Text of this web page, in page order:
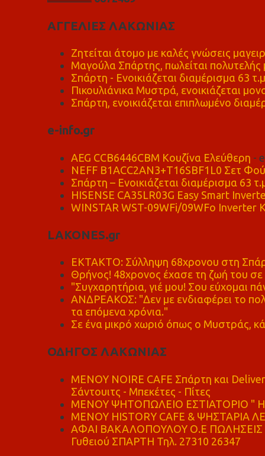
ΑΓΓΕΛΙΕΣ ΛΑΚΩΝΙΑΣ
Ζητείται άτομο με καλές γνώσεις
Μαγούλα Σπάρτης, πωλείται πολυτελής
Σπάρτη - Ενοικιάζεται διαμέρισμα 63 τ.μ
Πικουλιάνικα Μυστρά, ενοικιάζεται
Σπάρτη, ενοικιάζεται επιπλωμένο
e-info.gr
AEG CCB6446CBM Κουζίνα Ελεύθερη -
NEFF B1ACC2AN3+T16SBF1L0 Σετ
Σπάρτη – Ενοικιάζεται διαμέρισμα 63
HISENSE CA35LR03G Easy Smart
WINSTAR WST-09WFi/09WFo Inverter
LAKONES.gr
ΕΚΤΑΚΤΟ: Σύλληψη 68χρονου στη
Θρήνος! 48χρονος έχασε τη ζωή του
"Συγχαρητήρια, γιέ μου! Σου εύχομαι
ΑΝΔΡΕΑΚΟΣ: "Δεν με ενδιαφέρει το
τα επόμενα χρόνια."
Σε ένα μικρό χωριό όπως ο Μυστράς,
ΟΔΗΓΟΣ ΛΑΚΩΝΙΑΣ
MENOY NOIRE CAFE Σπάρτη και
Σάντουιτς - Μπεκέτες - Πίτες
ΜΕΝΟΥ ΨΗΤΟΠΩΛΕΙΟ ΕΣΤΙΑΤΟΡΙΟ "
ΜΕΝΟΥ HISTORY CAFE & ΨΗΣΤΑΡΙΑ
ΑΦΑΙ ΒΑΚΑΛΟΠΟΥΛΟΥ Ο.Ε ΠΩΛΗΣΕΙΣ
Γυθειού ΣΠΑΡΤΗ Τηλ. 27310 26347